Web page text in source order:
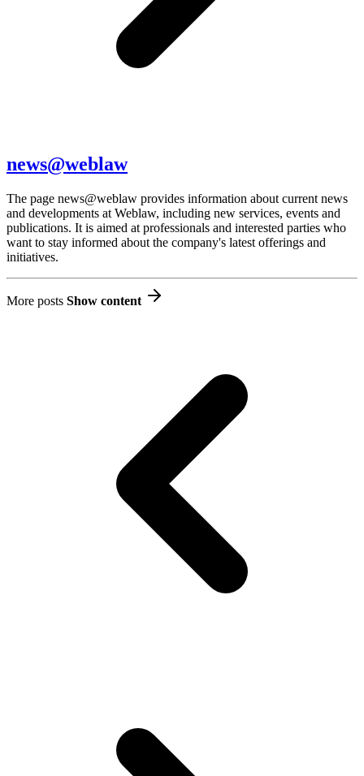
news@weblaw
The page news@weblaw provides information about current news
and developments at Weblaw, including new services, events and
publications. It is aimed at professionals and interested parties who
want to stay informed about the company's latest offerings and
initiatives.
More posts Show content